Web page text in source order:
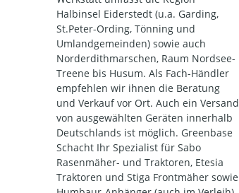
Halbinsel Eiderstedt (u.a. Garding,
St.Peter-Ording, Tönning und
Umlandgemeinden) sowie auch
Norderdithmarschen, Raum Nordsee-
Treene bis Husum. Als Fach-Händler
empfehlen wir ihnen die Beratung
und Verkauf vor Ort. Auch ein Versand
von ausgewählten Geräten innerhalb
Deutschlands ist möglich. Greenbase
Schacht Ihr Spezialist für Sabo
Rasenmäher- und Traktoren, Etesia
Traktoren und Stiga Frontmäher sowie